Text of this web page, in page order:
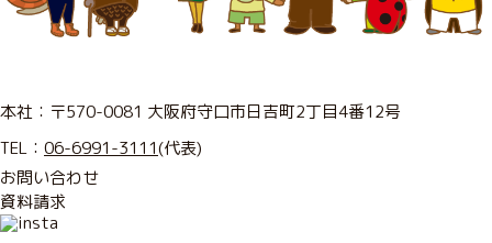
本社：〒570-0081 大阪府守口市日吉町2丁目4番12号
TEL： 06-6991-3111(代表)
お問い合わせ
資料請求